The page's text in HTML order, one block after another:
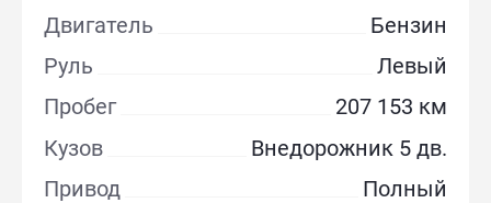
Двигатель
Бензин
Руль
Левый
Пробег
207 153 км
Кузов
Внедорожник 5 дв.
Привод
Полный